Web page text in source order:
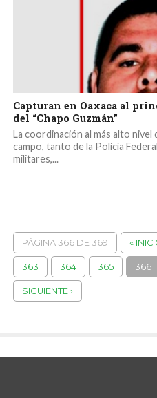
Capturan en Oaxaca al
del “Chapo Guzmán”
La coordinación al más alto
campo, tanto de la Policía
militares,...
PÁGINA 366 DE 369 «
363 364 365 366
SIGUIENTE ›